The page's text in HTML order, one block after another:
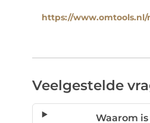
https://
Veelgestelde
Waarom